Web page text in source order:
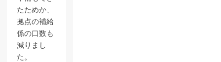
たためか、
拠点の補給
係の口数も
減りまし
た。